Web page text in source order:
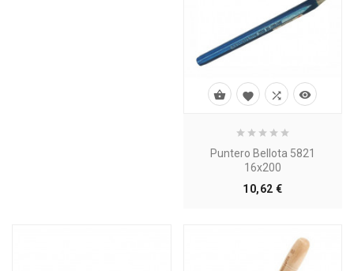
Puntero Bellota 5821
16x200
10,62 €Precio
   